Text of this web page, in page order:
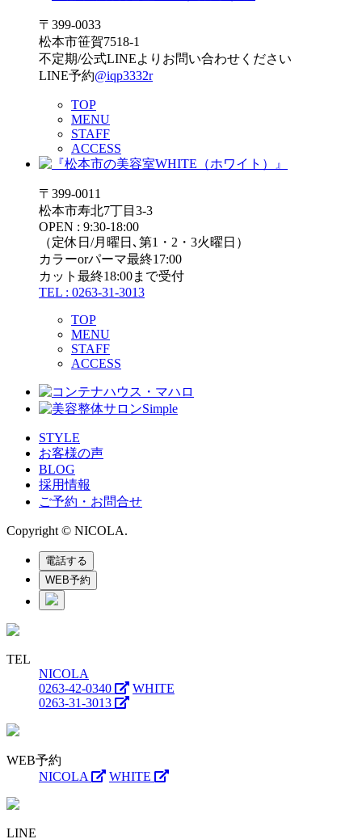
〒399-0033
松本市笹賀7518-1
不定期/公式LINEよりお問い合わせください
LINE予約@iqp3332r
TOP
MENU
STAFF
ACCESS
〒399-0011
松本市寿北7丁目3-3
OPEN : 9:30-18:00
（定休日/月曜日､第1・2・3火曜日）
カラーorパーマ最終17:00
カット最終18:00まで受付
TEL : 0263-31-3013
TOP
MENU
STAFF
ACCESS
STYLE
お客様の声
BLOG
採用情報
ご予約・お問合せ
Copyright © NICOLA.
電話する
WEB予約
TEL
NICOLA
0263-42-0340
WHITE
0263-31-3013
WEB予約
NICOLA
WHITE
LINE